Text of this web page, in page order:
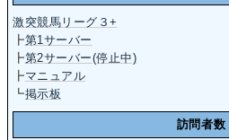
激突競馬リーグ３+
┣第1サーバー
┣第2サーバー(停止中)
┣マニュアル
┗掲示板
訪問者数